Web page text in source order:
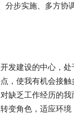
步实施、多方协
发建设的中心，处
，使我有机会接
缺乏工作经历的
变角色，适应环